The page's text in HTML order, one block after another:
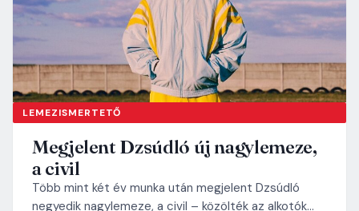
LEMEZISMERTETŐ
Megjelent Dzsúdló új nagylemeze,
a civil
Több mint két év munka után megjelent Dzsúdló
negyedik nagylemeze, a civil – közölték az alkotók…